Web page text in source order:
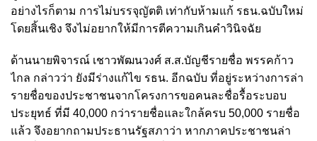
อย่างไรก็ตาม การไม่บรรจุญัตติ เท่ากับห้ามแก้ รธน.ฉบับใหม่
โดยสิ้นเชิง จึงไม่อยากให้มีการตีความเกินคำวินิจฉัย
ด้านนายพิจารณ์ เชาวพัฒนวงศ์ ส.ส.บัญชีรายชื่อ พรรคก้าว
ไกล กล่าวว่า ยังมีร่างแก้ไข รธน. อีกฉบับ ที่อยู่ระหว่างการล่า
รายชื่อของประชาชนจากโครงการขอคนละชื่อรื้อระบอบ
ประยุทธ์ ที่มี 40,000 กว่ารายชื่อและใกล้ครบ 50,000 รายชื่อ
แล้ว จึงอยากถามประธานรัฐสภาว่า หากภาคประชาชนล่า